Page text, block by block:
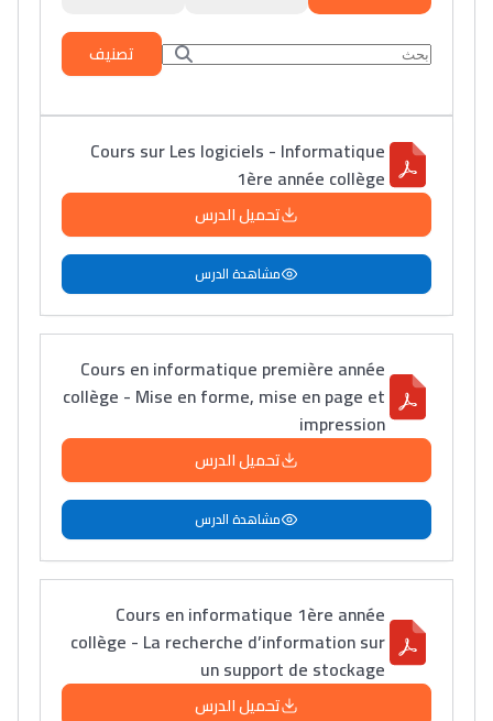
تصنيف
Cours sur Les logiciels - Informatique
1ère année collège
تحميل الدرس
مشاهدة الدرس
Cours en informatique première année
collège - Mise en forme, mise en page et
impression
تحميل الدرس
مشاهدة الدرس
Cours en informatique 1ère année
collège - La recherche d’information sur
un support de stockage
تحميل الدرس